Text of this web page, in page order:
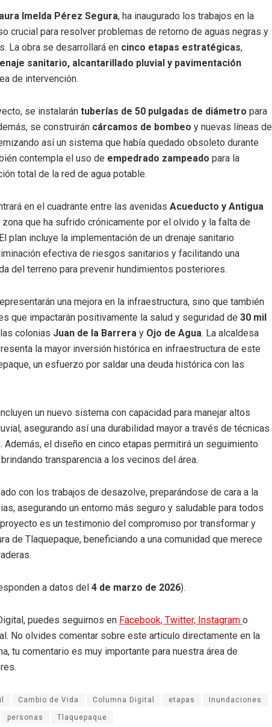
Imelda Pérez Segura, ha inaugurado los trabajos en la
crucial para resolver problemas de retorno de aguas negras y
La obra se desarrollará en cinco etapas estratégicas,
sanitario, alcantarillado pluvial y pavimentación
de intervención.
se instalarán tuberías de 50 pulgadas de diámetro para
se construirán cárcamos de bombeo y nuevas líneas de
así un sistema que había quedado obsoleto durante
contempla el uso de empedrado zampeado para la
total de la red de agua potable.
en el cuadrante entre las avenidas Acueducto y Antigua
zona que ha sufrido crónicamente por el olvido y la falta de
plan incluye la implementación de un drenaje sanitario
efectiva de riesgos sanitarios y facilitando una
del terreno para prevenir hundimientos posteriores.
una mejora en la infraestructura, sino que también
que impactarán positivamente la salud y seguridad de 30 mil
colonias Juan de la Barrera y Ojo de Agua. La alcaldesa
la mayor inversión histórica en infraestructura de este
un esfuerzo por saldar una deuda histórica con las
un nuevo sistema con capacidad para manejar altos
asegurando así una durabilidad mayor a través de técnicas
Además, el diseño en cinco etapas permitirá un seguimiento
transparencia a los vecinos del área.
con los trabajos de desazolve, preparándose de cara a la
asegurando un entorno más seguro y saludable para todos
es un testimonio del compromiso por transformar y
de Tlaquepaque, beneficiando a una comunidad que merece
a datos del 4 de marzo de 2026).
puedes seguirnos en Facebook, Twitter, Instagram o
No olvides comentar sobre este articulo directamente en la
tu comentario es muy importante para nuestra área de
Cambio de Vida Columna Digital etapas Inundaciones
personas Tlaquepaque